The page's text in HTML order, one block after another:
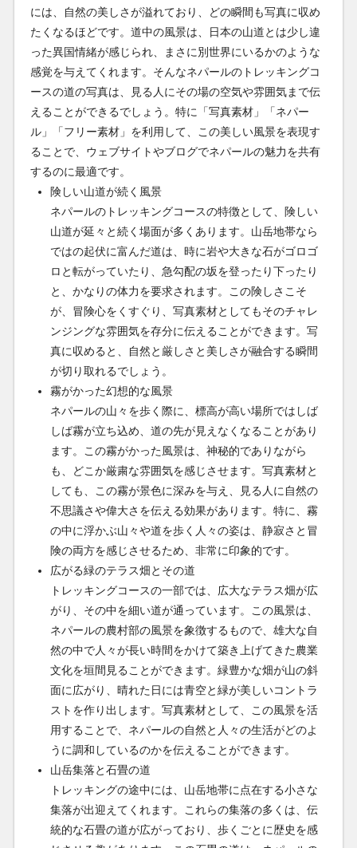
には、自然の美しさが溢れており、どの瞬間も写真に収め
たくなるほどです。道中の風景は、日本の山道とは少し違
った異国情緒が感じられ、まさに別世界にいるかのような
感覚を与えてくれます。そんなネパールのトレッキングコ
ースの道の写真は、見る人にその場の空気や雰囲気まで伝
えることができるでしょう。特に「写真素材」「ネパー
ル」「フリー素材」を利用して、この美しい風景を表現す
ることで、ウェブサイトやブログでネパールの魅力を共有
するのに最適です。
険しい山道が続く風景
ネパールのトレッキングコースの特徴として、険しい
山道が延々と続く場面が多くあります。山岳地帯なら
ではの起伏に富んだ道は、時に岩や大きな石がゴロゴ
ロと転がっていたり、急勾配の坂を登ったり下ったり
と、かなりの体力を要求されます。この険しさこそ
が、冒険心をくすぐり、写真素材としてもそのチャレ
ンジングな雰囲気を存分に伝えることができます。写
真に収めると、自然と厳しさと美しさが融合する瞬間
が切り取れるでしょう。
霧がかった幻想的な風景
ネパールの山々を歩く際に、標高が高い場所ではしば
しば霧が立ち込め、道の先が見えなくなることがあり
ます。この霧がかった風景は、神秘的でありながら
も、どこか厳粛な雰囲気を感じさせます。写真素材と
しても、この霧が景色に深みを与え、見る人に自然の
不思議さや偉大さを伝える効果があります。特に、霧
の中に浮かぶ山々や道を歩く人々の姿は、静寂さと冒
険の両方を感じさせるため、非常に印象的です。
広がる緑のテラス畑とその道
トレッキングコースの一部では、広大なテラス畑が広
がり、その中を細い道が通っています。この風景は、
ネパールの農村部の風景を象徴するもので、雄大な自
然の中で人々が長い時間をかけて築き上げてきた農業
文化を垣間見ることができます。緑豊かな畑が山の斜
面に広がり、晴れた日には青空と緑が美しいコントラ
ストを作り出します。写真素材として、この風景を活
用することで、ネパールの自然と人々の生活がどのよ
うに調和しているのかを伝えることができます。
山岳集落と石畳の道
トレッキングの途中には、山岳地帯に点在する小さな
集落が出迎えてくれます。これらの集落の多くは、伝
統的な石畳の道が広がっており、歩くごとに歴史を感